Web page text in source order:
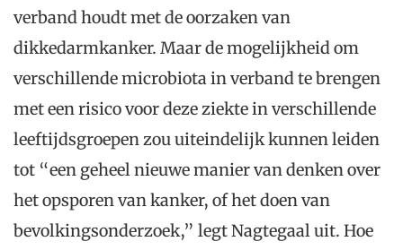
verband houdt met de oorzaken van
dikkedarmkanker. Maar de mogelijkheid om
verschillende microbiota in verband te brengen
met een risico voor deze ziekte in verschillende
leeftijdsgroepen zou uiteindelijk kunnen leiden
tot “een geheel nieuwe manier van denken over
het opsporen van kanker, of het doen van
bevolkingsonderzoek,” legt Nagtegaal uit. Hoe